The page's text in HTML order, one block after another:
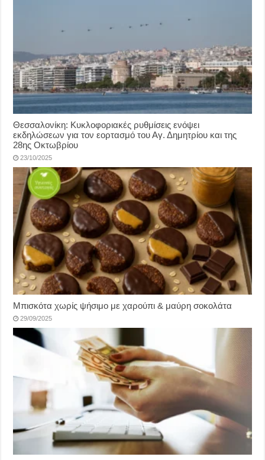
Θεσσαλονίκη: Κυκλοφοριακές ρυθμίσεις ενόψει
εκδηλώσεων για τον εορτασμό του Αγ. Δημητρίου και της
28ης Οκτωβρίου
23/10/2025
Μπισκότα χωρίς ψήσιμο με χαρούπι & μαύρη σοκολάτα
29/09/2025